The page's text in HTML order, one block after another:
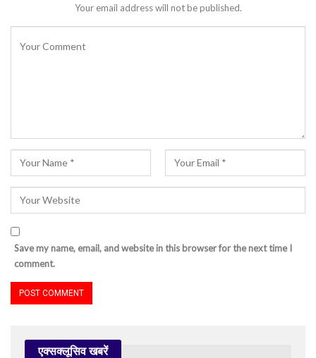
Your email address will not be published.
Save my name, email, and website in this browser for the next time I
comment.
एक्सक्लूसिव खबरें